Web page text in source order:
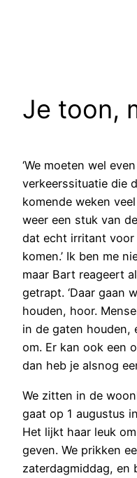
Je toon,
‘We moeten wel
verkeerssituatie die
komende weken
weer een stuk van
dat echt irritant voor
komen.’ Ik ben me
maar Bart reageert
getrapt. ‘Daar gaan
houden, hoor.
in de gaten houden,
om. Er kan ook een
dan heb je alsnog
We zitten in de
gaat op 1 augustus
Het lijkt haar leuk
geven. We prikken
zaterdagmiddag, en